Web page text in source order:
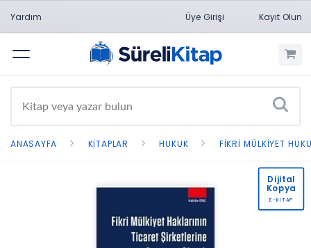
Yardım Üye Girişi Kayıt Olun
Menü
ANASAYFA KITAPLAR HUKUK FIKRI MÜLKIYET
Dijital
Kopya
E-KİTAP